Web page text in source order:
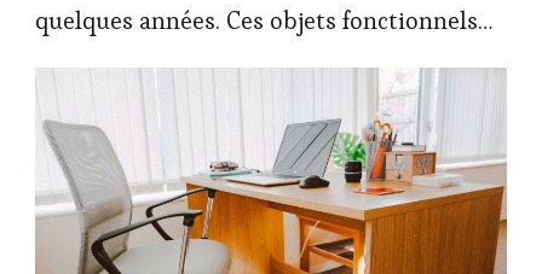
quelques années. Ces objets fonctionnels…